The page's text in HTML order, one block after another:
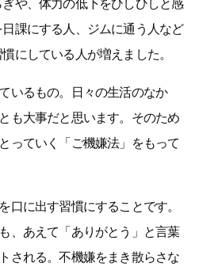
や、体力の低下をひしひしと感
課にする人、ジムに通う人など
にしている人が増えました。
いるもの。日々の生活のなか
も大事だと思います。そのため
っていく「ご機嫌法」をもって
口に出す習慣にすることです。
、あえて「ありがとう」と言葉
される。不機嫌をまき散らさな